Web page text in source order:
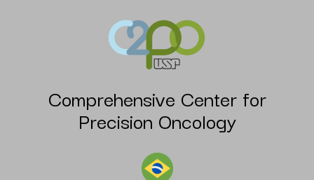
Comprehensive Center for
Precision Oncology